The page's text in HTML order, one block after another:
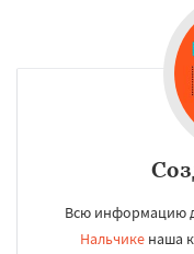
Всю информацию
Нальчикенаша